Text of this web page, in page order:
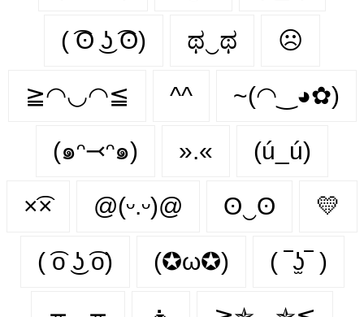
( ͡ʘ ͜ʖ ͡ʘ) ಥ‿ಥ ☹️
≧◠◡◠≦ ^^ ~(◠‿◕✿)
(๑ᵔ⤙ᵔ๑) ».« (ú_ú)
×͡× @(ᵕ.ᵕ)@ ʘ‿ʘ 💛
( ͡o ͜ʖ ͡o) (✪ω✪) ( ‾ʖ̫‾ )